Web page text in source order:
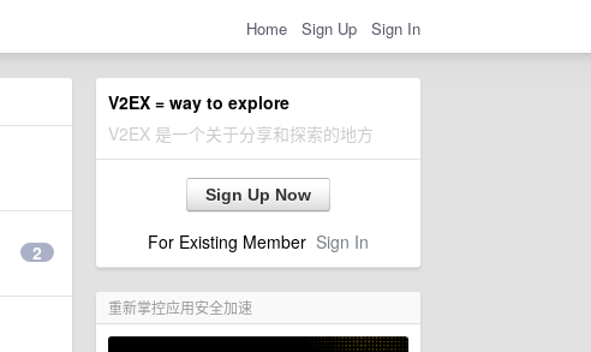
Home Sign Up Sign In
V2EX = way to explore
V2EX 是一个关于分享和探索的地方
Sign Up Now
For Existing Member Sign In
重新掌控应用安全加速
2